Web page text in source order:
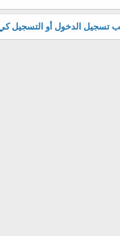
تسجيل الدخول أو التسجيل